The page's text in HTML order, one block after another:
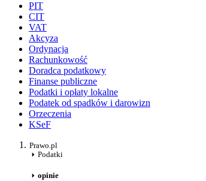
PIT
CIT
VAT
Akcyza
Ordynacja
Rachunkowość
Doradca podatkowy
Finanse publiczne
Podatki i opłaty lokalne
Podatek od spadków i darowizn
Orzeczenia
KSeF
Prawo.pl
Podatki
opinie